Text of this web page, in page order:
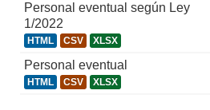
Personal eventual según Ley
1/2022
HTML CSV XLSX
Personal eventual
HTML CSV XLSX